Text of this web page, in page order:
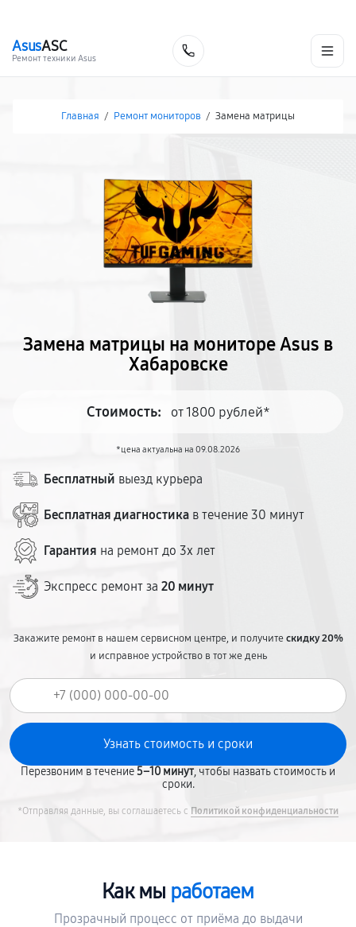
AsusASC
Ремонт техники Asus
Главная / Ремонт мониторов / Замена матрицы
Замена матрицы на мониторе Asus в
Хабаровске
Стоимость: от 1800 рублей*
*цена актуальна на 09.08.2026
Бесплатный выезд курьера
Бесплатная диагностика в течение 30 минут
Гарантия на ремонт до 3х лет
Экспресс ремонт за 20 минут
Закажите ремонт в нашем сервисном центре, и получитескидку 20%
и исправное устройство в тот же день
Перезвоним в течение5–10 минут, чтобы назвать стоимость и
сроки.
*Отправляя данные, вы соглашаетесь с Политикой конфиденциальности
Как мы работаем
Прозрачный процесс от приёма до выдачи